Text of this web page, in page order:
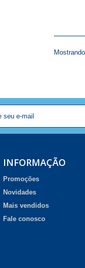
INFORMAÇÃO
Promoções
Novidades
Mais vendidos
Fale conosco